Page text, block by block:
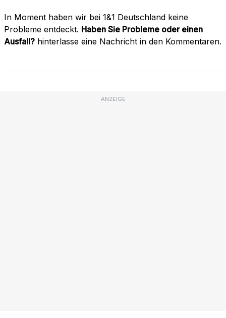
In Moment haben wir bei 1&1 Deutschland keine
Probleme entdeckt. Haben Sie Probleme oder einen
Ausfall? hinterlasse eine Nachricht in den Kommentaren.
ANZEIGE